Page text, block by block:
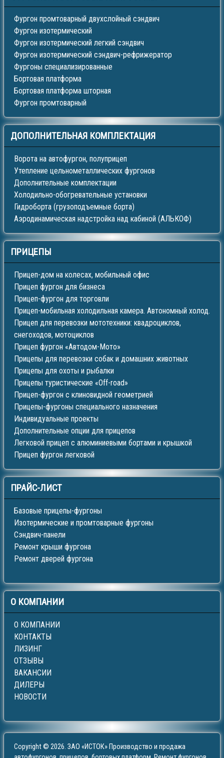
Фургон промтоварный двухслойный сэндвич
Фургон изотермический
Фургон изотермический легкий сэндвич
Фургон изотермический сэндвич-рефрижератор
Фургоны специализированные
Бортовая платформа
Бортовая платформа шторная
Фургон промтоварный
ДОПОЛНИТЕЛЬНАЯ КОМПЛЕКТАЦИЯ
Ворота на автофургон, полуприцеп
Утепление цельнометаллических фургонов
Дополнительные комплектации
Холодильно-обогревательные установки
Гидроборта (грузоподъемные борта)
Аэродинамическая надстройка над кабиной (АЛЬКОФ)
ПРИЦЕПЫ
Прицеп-дом на колесах, мобильный офис
Прицеп фургон для бизнеса
Прицеп-фургон для торговли
Прицеп-мобильная холодильная камера. Автономный холод.
Прицеп для перевозки мототехники: квадроциклов,
снегоходов, мотоциклов
Прицеп фургон «Автодом-Мото»
Прицепы для перевозки собак и домашних животных
Прицепы для охоты и рыбалки
Прицепы туристические «Off-road»
Прицеп-фургон с клиновидной геометрией
Прицепы-фургоны специального назначения
Индивидуальные проекты
Дополнительные опции для прицепов
Легковой прицеп с алюминиевыми бортами и крышкой
Прицеп фургон легковой
ПРАЙС-ЛИСТ
Базовые прицепы-фургоны
Изотермические и промтоварные фургоны
Сэндвич-панели
Ремонт крыши фургона
Ремонт дверей фургона
О КОМПАНИИ
О КОМПАНИИ
КОНТАКТЫ
ЛИЗИНГ
ОТЗЫВЫ
ВАКАНСИИ
ДИЛЕРЫ
НОВОСТИ
Copyright © 2026. ЗАО «ИСТОК» Производство и продажа